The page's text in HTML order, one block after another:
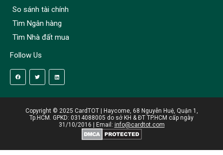
So sánh tài chính
Tìm Ngân hàng
Tìm Nhà đất mua
Follow Us
Copyright © 2025 CardTOT | Haycome, 68 Nguyễn Huệ, Quận 1,
Tp.HCM. GPKD: 0314088005 do sở KH & ĐT TP.HCM cấp ngày
31/10/2016 | Email: info@cardtot.com